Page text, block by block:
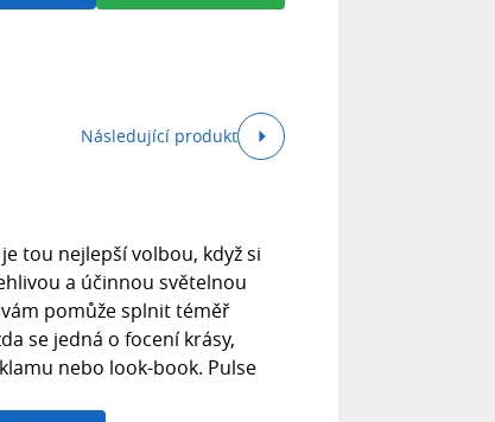
Následující produkt
tou nejlepší volbou, když si
a účinnou světelnou
pomůže splnit téměř
se jedná o focení krásy,
nebo look-book. Pulse